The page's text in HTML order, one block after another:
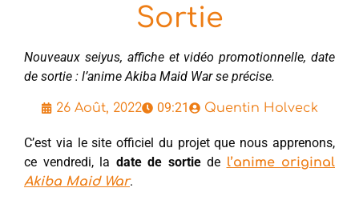
Sortie
Nouveaux seiyus, affiche et vidéo promotionnelle, date
de sortie : l’anime Akiba Maid War se précise.
26 Août, 2022 09:21 Quentin Holveck
C’est via le site officiel du projet que nous apprenons,
ce vendredi, la date de sortiede l’anime original
Akiba Maid War.